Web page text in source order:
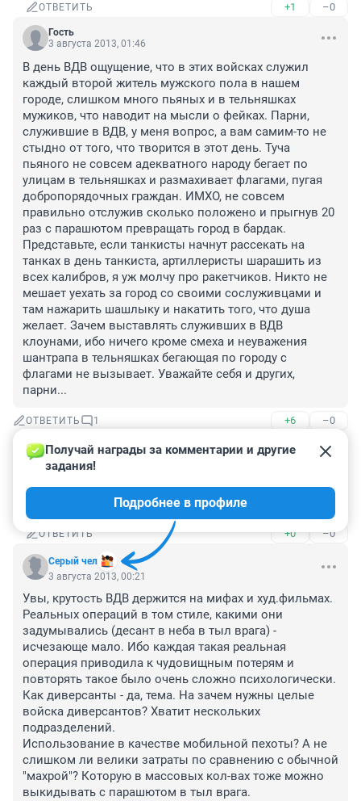
ОТВЕТИТЬ +1 –0
Гость
3 августа 2013, 01:46
В день ВДВ ощущение, что в этих войсках служил
каждый второй житель мужского пола в нашем
городе, слишком много пьяных и в тельняшках
мужиков, что наводит на мысли о фейках. Парни,
служившие в ВДВ, у меня вопрос, а вам самим-то не
стыдно от того, что творится в этот день. Туча
пьяного не совсем адекватного народу бегает по
улицам в тельняшках и размахивает флагами, пугая
добропорядочных граждан. ИМХО, не совсем
правильно отслужив сколько положено и прыгнув 20
раз с парашютом превращать город в бардак.
Представьте, если танкисты начнут рассекать на
танках в день танкиста, артиллеристы шарашить из
всех калибров, я уж молчу про ракетчиков. Никто не
мешает уехать за город со своими сослуживцами и
там нажарить шашлыку и накатить того, что душа
желает. Зачем выставлять служивших в ВДВ
клоунами, ибо ничего кроме смеха и неуважения
шантрапа в тельняшках бегающая по городу с
флагами не вызывает. Уважайте себя и других,
парни...
ОТВЕТИТЬ 1 +6 –0
Гость
3 августа 2013, 10:54
Коллега, так то они бутылки о головы разбивают...
ОТВЕТИТЬ +0 –0
Серый чел
Получай награды за комментарии и другие
задания!
Подробнее в профиле
3 августа 2013, 00:21
Увы, крутость ВДВ держится на мифах и худ.фильмах.
Реальных операций в том стиле, какими они
задумывались (десант в неба в тыл врага) -
исчезающе мало. Ибо каждая такая реальная
операция приводила к чудовищным потерям и
повторять такое было очень сложно психологически.
Как диверсанты - да, тема. На зачем нужны целые
войска диверсантов? Хватит нескольких
подразделений.
Использование в качестве мобильной пехоты? А не
слишком ли велики затраты по сравнению с обычной
"махрой"? Которую в массовых кол-вах тоже можно
выкидывать с парашютом в тыл врага.